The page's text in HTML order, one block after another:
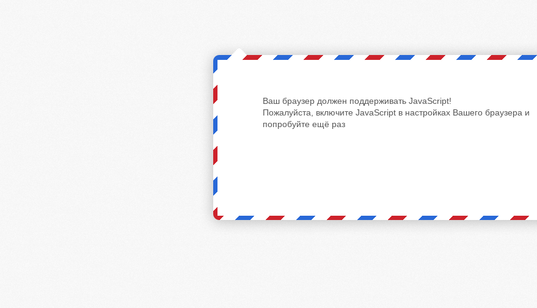
Ваш браузер должен поддерживать JavaScript!
Пожалуйста, включите JavaScript в настройках Вашего браузера и
попробуйте ещё раз